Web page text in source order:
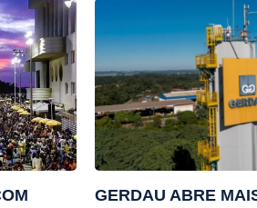
GERDAU ABRE